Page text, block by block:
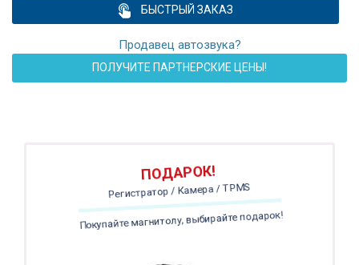
БЫСТРЫЙ ЗАКАЗ
Продавец автозвука?
ПОЛУЧИТЕ ПАРТНЕРСКИЕ ЦЕНЫ!
ПОДАРОК!
Регистратор / Камера / TPMS
Покупайте магнитолу, выбирайте подарок!